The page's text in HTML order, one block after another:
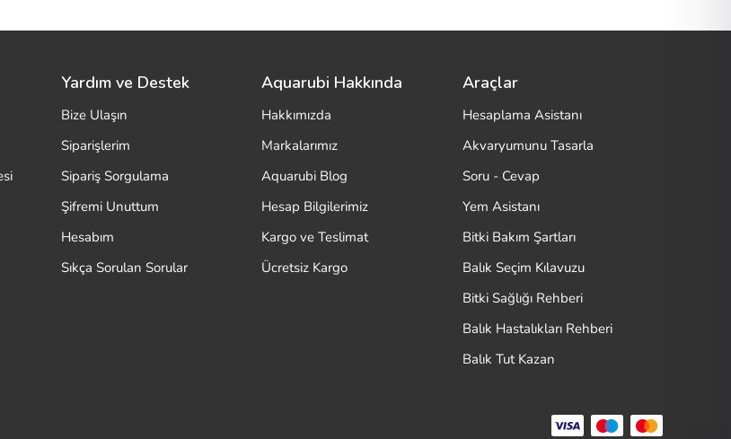
Yardım ve Destek
Bize Ulaşın
Siparişlerim
Sipariş Sorgulama
Şifremi Unuttum
Hesabım
Sıkça Sorulan Sorular
Aquarubi Hakkında
Hakkımızda
Markalarımız
Aquarubi Blog
Hesap Bilgilerimiz
Kargo ve Teslimat
Ücretsiz Kargo
Araçlar
Hesaplama Asistanı
Akvaryumunu Tasarla
Soru - Cevap
Yem Asistanı
Bitki Bakım Şartları
Balık Seçim Kılavuzu
Bitki Sağlığı Rehberi
Balık Hastalıkları Rehberi
Balık Tut Kazan